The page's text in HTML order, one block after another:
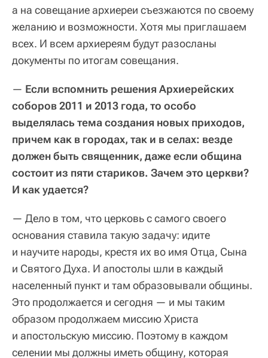
а на совещание архиереи съезжаются по своему
желанию и возможности. Хотя мы приглашаем
всех. И всем архиереям будут разосланы
документы по итогам совещания.
— Если вспомнить решения Архиерейских
соборов 2011 и 2013 года, то особо
выделялась тема создания новых приходов,
причем как в городах, так и в селах: везде
должен быть священник, даже если община
состоит из пяти стариков. Зачем это церкви?
И как удается?
— Дело в том, что церковь с самого своего
основания ставила такую задачу: идите
и научите народы, крестя их во имя Отца, Сына
и Святого Духа. И апостолы шли в каждый
населенный пункт и там образовывали общины.
Это продолжается и сегодня — и мы таким
образом продолжаем миссию Христа
и апостольскую миссию. Поэтому в каждом
селении мы должны иметь общину, которая